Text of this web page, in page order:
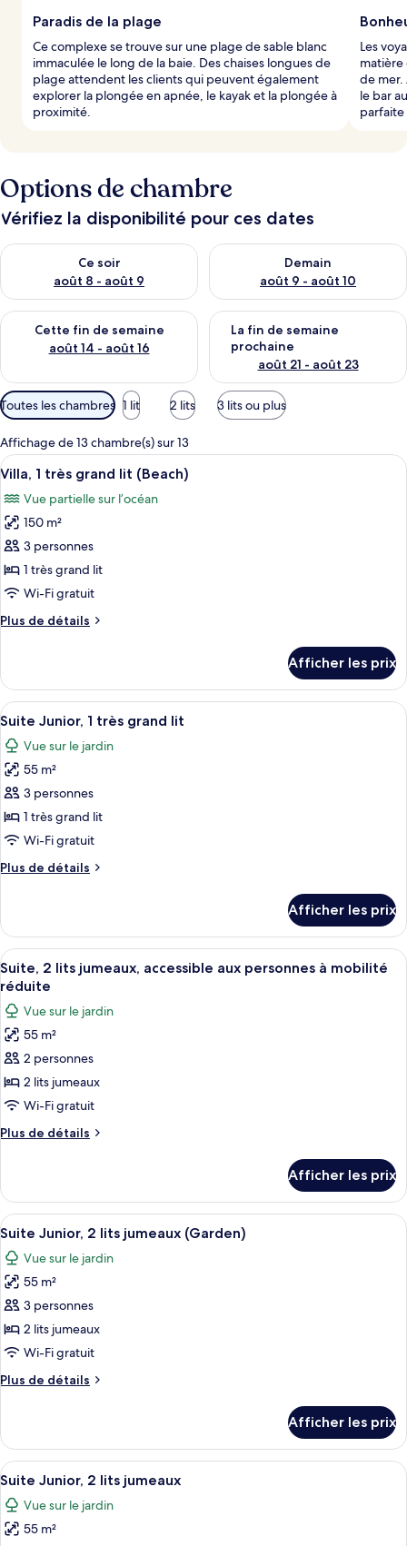
Paradis de la plage
Ce complexe se trouve sur une plage de sable blanc
immaculée le long de la baie. Des chaises longues de
plage attendent les clients qui peuvent également
explorer la plongée en apnée, le kayak et la plongée à
proximité.
Les
de mer.
le bar
parfaite
Options de chambre
Vérifiez la disponibilité pour ces dates
Ce soir
août 8 - août 9
Vérifier la disponibilité pour ce soir août 8 - août 9
Demain
août 9 - août 10
Vérifier la disponibilité pour
Cette fin de semaine
août 14 - août 16
Vérifier la disponibilité pour cette fin de semaine août 14 -
La fin de semaine
prochaine
août 21 - août 23
Vérifier la disponibilité pour
Filtres
disponibles
pour
les
chambres
Toutes les chambres 1 lit 2 lits 3 lits ou plus
Affichage de 13 chambre(s) sur 13
Afficher
toutes
les
photos
pour
ce
type
chambre :
très
grand
lit
(Beach)
9
Villa, 1 très grand lit (Beach)
Vue partielle sur l’océan
150 m²
3 personnes
1 très grand lit
Wi-Fi gratuit
Plus de détails
Plus
Villa,
très
lit
(Beach)
Afficher les prix
Afficher
toutes
les
photos
pour
ce
type
chambre :
très
grand
lit
Une salle de bain moderne avec
21
Suite Junior, 1 très grand lit
Vue sur le jardin
55 m²
3 personnes
1 très grand lit
Wi-Fi gratuit
Plus de détails
Plus
Suite
Junior,
1
très
lit
Afficher les prix
Afficher
toutes
les
photos
pour
ce
type
de
chambre :
Suite,
lits
jumeaux,
accessible
aux
personnes
à
mobilité
réduite
Literie hypoallergénique, couette
7
Suite, 2 lits jumeaux, accessible aux personnes à mobilité
réduite
Vue sur le jardin
55 m²
2 personnes
2 lits jumeaux
Wi-Fi gratuit
Plus de détails
Plus
Suite,
lits
accessible
aux
à
mobilité
réduite
Afficher les prix
Afficher
toutes
les
photos
pour
ce
type
chambre :
2
lits
jumeaux
(Garden)
Une chambre d’hôtel avec deux
15
Suite Junior, 2 lits jumeaux (Garden)
Vue sur le jardin
55 m²
3 personnes
2 lits jumeaux
Wi-Fi gratuit
Plus de détails
Plus
Suite
Junior,
2
jumeaux
(Garden)
Afficher les prix
Afficher
toutes
les
photos
Une chambre d’hôtel avec deux
16
Suite Junior, 2 lits jumeaux
Vue sur le jardin
55 m²